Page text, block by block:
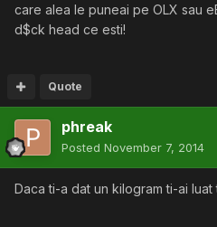
care alea le puneai pe OLX sau
d$ck head ce esti!
Quote
phreak
Posted November 7, 2014
Daca ti-a dat un kilogram ti-ai